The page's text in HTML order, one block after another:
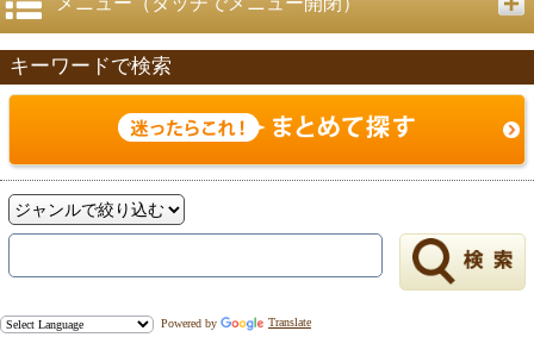
戻る
キーワードで検索
Powered by Translate